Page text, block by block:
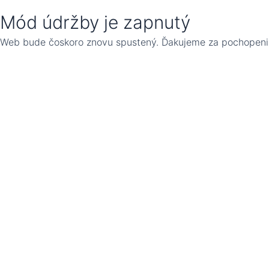
Mód údržby je zapnutý
Web bude čoskoro znovu spustený. Ďakujeme za